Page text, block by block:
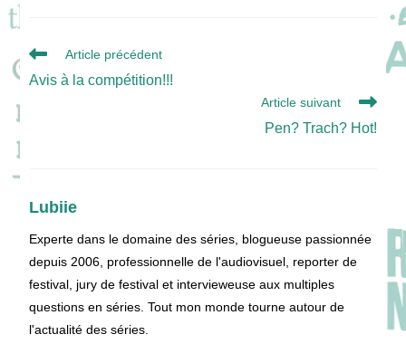
Read
articles
Article précédent
Avis à la compétition!!!
Article suivant
Pen? Trach? Hot!
Lubiie
Experte dans le domaine des séries, blogueuse passionnée
depuis 2006, professionnelle de l'audiovisuel, reporter de
festival, jury de festival et intervieweuse aux multiples
questions en séries. Tout mon monde tourne autour de
l'actualité des séries.